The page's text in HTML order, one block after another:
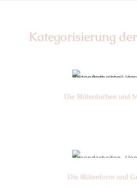
Kategorisierung
Die Blüten­farben und
Die Blüten­form und